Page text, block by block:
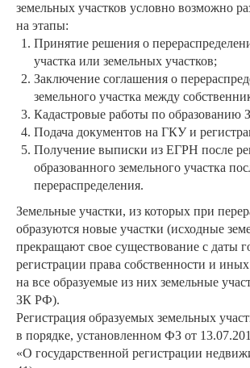
земельных участков условно возможно
на этапы:
Принятие решения о
участка или земельных участков;
Заключение соглашения о
земельного участка между
Кадастровые работы по образованию
Подача документов на ГКУ и
Получение выписки из ЕГРН после
образованного земельного участка
перераспределения.
Земельные участки, из которых при
образуются новые участки (исходные
прекращают свое существование с даты
регистрации права собственности и
на все образуемые из них земельные
ЗК РФ).
Регистрация образуемых земельных
в порядке, установленном ФЗ от
«О государственной регистрации